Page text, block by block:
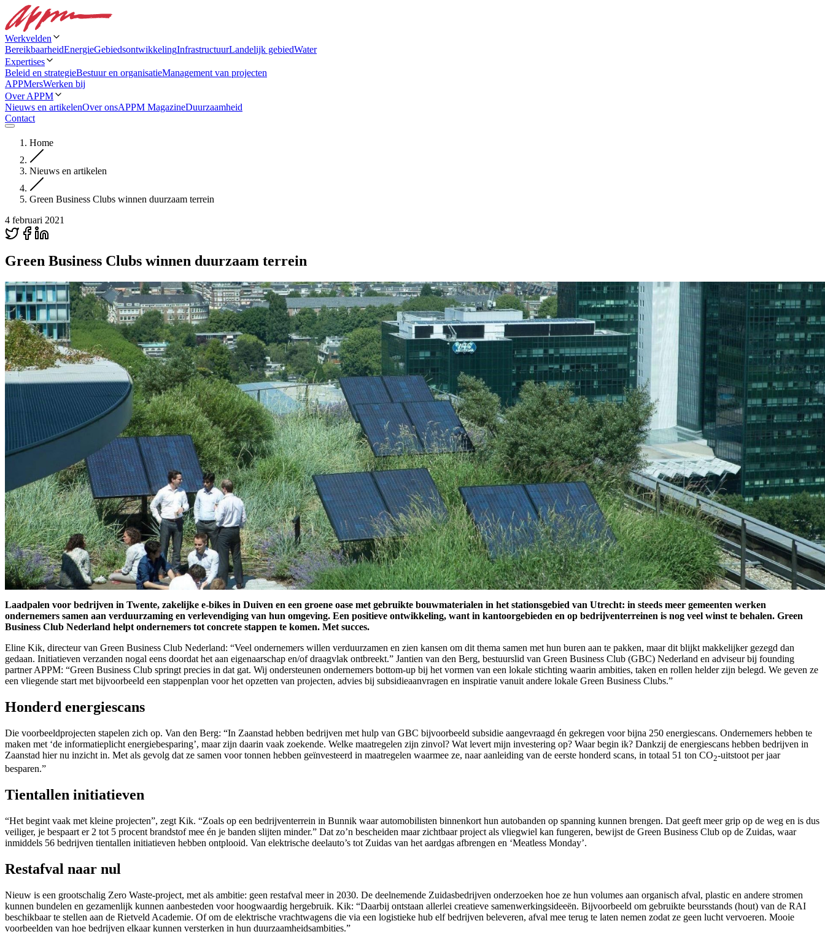
Werkvelden
BereikbaarheidEnergieGebiedsontwikkelingInfrastructuurLandelijk gebiedWater
Expertises
Beleid en strategieBestuur en organisatieManagement van projecten
APPMersWerken bij
Over APPM
Nieuws en artikelenOver onsAPPM MagazineDuurzaamheid
Contact
Home
Nieuws en artikelen
Green Business Clubs winnen duurzaam terrein
4 februari 2021
Green Business Clubs winnen duurzaam terrein
Laadpalen voor bedrijven in Twente, zakelijke e-bikes in Duiven en een groene oase met gebruikte bouwmaterialen in het stationsgebied van Utrecht: in steeds meer gemeenten werken
ondernemers samen aan verduurzaming en verlevendiging van hun omgeving. Een positieve ontwikkeling, want in kantoorgebieden en op bedrijventerreinen is nog veel winst te behalen. Green
Business Club Nederland helpt ondernemers tot concrete stappen te komen. Met succes.
Eline Kik, directeur van Green Business Club Nederland: “Veel ondernemers willen verduurzamen en zien kansen om dit thema samen met hun buren aan te pakken, maar dit blijkt makkelijker gezegd dan
gedaan. Initiatieven verzanden nogal eens doordat het aan eigenaarschap en/of draagvlak ontbreekt.” Jantien van den Berg, bestuurslid van Green Business Club (GBC) Nederland en adviseur bij founding
partner APPM: “Green Business Club springt precies in dat gat. Wij ondersteunen ondernemers bottom-up bij het vormen van een lokale stichting waarin ambities, taken en rollen helder zijn belegd. We geven ze
een vliegende start met bijvoorbeeld een stappenplan voor het opzetten van projecten, advies bij subsidieaanvragen en inspiratie vanuit andere lokale Green Business Clubs.”
Honderd energiescans
Die voorbeeldprojecten stapelen zich op. Van den Berg: “In Zaanstad hebben bedrijven met hulp van GBC bijvoorbeeld subsidie aangevraagd én gekregen voor bijna 250 energiescans. Ondernemers hebben te
maken met ‘de informatieplicht energiebesparing’, maar zijn daarin vaak zoekende. Welke maatregelen zijn zinvol? Wat levert mijn investering op? Waar begin ik? Dankzij de energiescans hebben bedrijven in
Zaanstad hier nu inzicht in. Met als gevolg dat ze samen voor tonnen hebben geïnvesteerd in maatregelen waarmee ze, naar aanleiding van de eerste honderd scans, in totaal 51 ton CO2-uitstoot per jaar
besparen.”
Tientallen initiatieven
“Het begint vaak met kleine projecten”, zegt Kik. “Zoals op een bedrijventerrein in Bunnik waar automobilisten binnenkort hun autobanden op spanning kunnen brengen. Dat geeft meer grip op de weg en is dus
veiliger, je bespaart er 2 tot 5 procent brandstof mee én je banden slijten minder.” Dat zo’n bescheiden maar zichtbaar project als vliegwiel kan fungeren, bewijst de Green Business Club op de Zuidas, waar
inmiddels 56 bedrijven tientallen initiatieven hebben ontplooid. Van elektrische deelauto’s tot Zuidas van het aardgas afbrengen en ‘Meatless Monday’.
Restafval naar nul
Nieuw is een grootschalig Zero Waste-project, met als ambitie: geen restafval meer in 2030. De deelnemende Zuidasbedrijven onderzoeken hoe ze hun volumes aan organisch afval, plastic en andere stromen
kunnen bundelen en gezamenlijk kunnen aanbesteden voor hoogwaardig hergebruik. Kik: “Daarbij ontstaan allerlei creatieve samenwerkingsideeën. Bijvoorbeeld om gebruikte beursstands (hout) van de RAI
beschikbaar te stellen aan de Rietveld Academie. Of om de elektrische vrachtwagens die via een logistieke hub elf bedrijven beleveren, afval mee terug te laten nemen zodat ze geen lucht vervoeren. Mooie
voorbeelden van hoe bedrijven elkaar kunnen versterken in hun duurzaamheidsambities.”